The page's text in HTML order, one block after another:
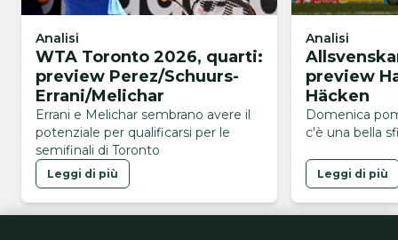
Analisi
WTA Toronto 2026, quarti:
preview Perez/Schuurs-
Errani/Melichar
Errani e Melichar sembrano avere il
potenziale per qualificarsi per le
semifinali di Toronto
Leggi di più
Analisi
preview
Häcken
Domenica
c'è una bella
Leggi di più